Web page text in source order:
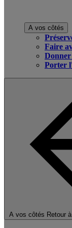
A vos côtés
Faire
Porter
A vos côtés Retour